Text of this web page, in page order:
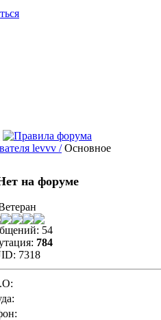
levvv / Основное
54
784
7318